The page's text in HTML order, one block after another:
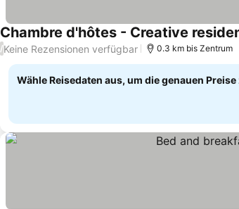
Chambre d'hôtes - Creative
/Keine Rezensionen verfügbar 0.3 km bis Zentrum
Wähle Reisedaten aus, um die genauen Preise